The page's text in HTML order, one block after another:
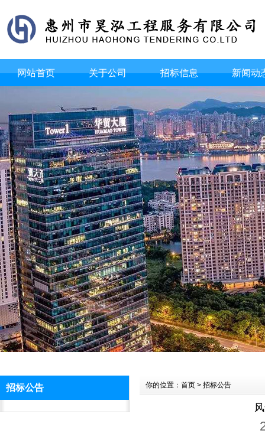
网站首页 关于公司 招标信息 新闻动
招标公告 你的位置：首页 > 招标公告